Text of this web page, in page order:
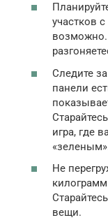
участков
Следите
панели
игра, где
Не
вещи.